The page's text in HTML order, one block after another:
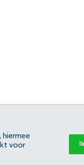
hiermee
voor